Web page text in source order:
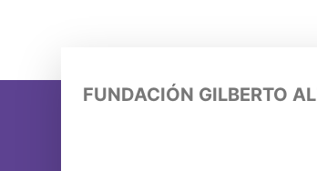
FUNDACIÓN GILBERTO